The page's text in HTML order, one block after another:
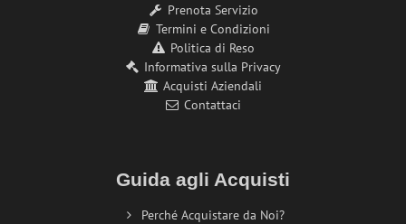
Prenota Servizio
Termini e Condizioni
Politica di Reso
Informativa sulla Privacy
Acquisti Aziendali
Contattaci
Guida agli Acquisti
Perché Acquistare da Noi?